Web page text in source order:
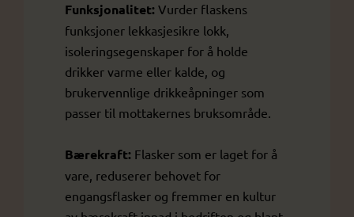
Funksjonalitet: Vurder flaskens
funksjoner lekkasjesikre lokk,
isoleringsegenskaper for å holde
drikker varme eller kalde, og
brukervennlige drikkeåpninger som
passer til mottakernes bruksområde.
Bærekraft: Flasker som er laget for å
vare, reduserer behovet for
engangsflasker og fremmer en kultur